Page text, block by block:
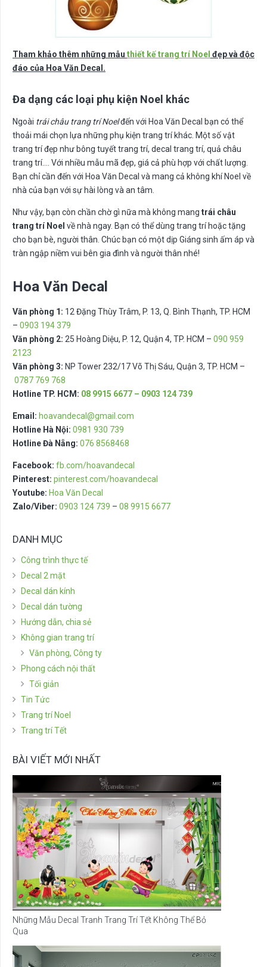
Tham khảo thêm những mẫu thiết kế trang trí Noel đẹp và độc
đáo của Hoa Văn Decal.
Đa dạng các loại phụ kiện Noel khác
Ngoài trái châu trang trí Noelđến với Hoa Văn Decal bạn có thể
thoải mái chọn lựa những phụ kiện trang trí khác. Một số vật
trang trí đẹp như bông tuyết trang trí, decal trang trí, quả châu
trang trí…. Với nhiều mẫu mã đẹp, giá cả phù hợp với chất lượng.
Bạn chỉ cần đến với Hoa Văn Decal và mang cả không khí Noel về
nhà của bạn với sự hài lòng và an tâm.
Như vậy, bạn còn chần chờ gì nữa mà không mang trái châu
trang trí Noel về nhà ngay. Bạn có thể dùng trang trí hoặc tặng
cho bạn bè, người thân. Chúc bạn có một dịp Giáng sinh ấm áp và
tràn ngập niềm vui bên gia đình và người thân nhé!
Hoa Văn Decal
Văn phòng 1: 12 Đặng Thùy Trâm, P. 13, Q. Bình Thạnh, TP. HCM
– 0903 194 379
Văn phòng 2: 25 Hoàng Diệu, P. 12, Quận 4, TP. HCM – 090 959
2123
Văn phòng 3: NP Tower 232/17 Võ Thị Sáu, Quận 3, TP. HCM –
0787 769 768
Hotline TP. HCM: 08 9915 6677 – 0903 124 739
Email: hoavandecal@gmail.com
Hotline Hà Nội: 0981 930 739
Hotline Đà Nẵng: 076 8568468
Facebook: fb.com/hoavandecal
Pinterest: pinterest.com/hoavandecal
Youtube: Hoa Văn Decal
Zalo/Viber: 0903 124 739 – 08 9915 6677
DANH MỤC
Công trình thực tế
Decal 2 mặt
Decal dán kính
Decal dán tường
Hướng dẫn, chia sẻ
Không gian trang trí
Văn phòng, Công ty
Phong cách nội thất
Tối giản
Tin Tức
Trang trí Noel
Trang trí Tết
BÀI VIẾT MỚI NHẤT
Những Mẫu Decal Tranh Trang Trí Tết Không Thể Bỏ
Qua